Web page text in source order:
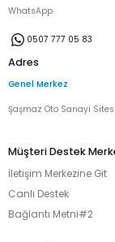
WhatsApp
0507 777 05 83
Adres
Genel Merkez
Şaşmaz Oto Sanayi
Müşteri Destek
İletişim Merkezine Git
Canlı Destek
Bağlantı Metni#2